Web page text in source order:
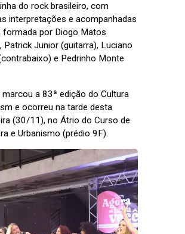
do rock brasileiro, com
interpretações e acompanhadas
formada por Diogo Matos
Patrick Junior (guitarra), Luciano
e Pedrinho Monte
marcou a 83ª edição do Cultura
e ocorreu na tarde desta
(30/11), no Átrio do Curso de
e Urbanismo (prédio 9F).